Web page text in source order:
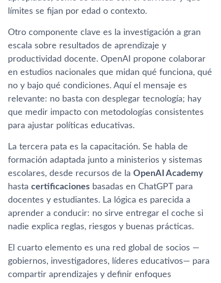
límites se fijan por edad o contexto.
Otro componente clave es la investigación a gran
escala sobre resultados de aprendizaje y
productividad docente. OpenAI propone colaborar
en estudios nacionales que midan qué funciona, qué
no y bajo qué condiciones. Aquí el mensaje es
relevante: no basta con desplegar tecnología; hay
que medir impacto con metodologías consistentes
para ajustar políticas educativas.
La tercera pata es la capacitación. Se habla de
formación adaptada junto a ministerios y sistemas
escolares, desde recursos de la OpenAI Academy
hasta certificaciones basadas en ChatGPT para
docentes y estudiantes. La lógica es parecida a
aprender a conducir: no sirve entregar el coche si
nadie explica reglas, riesgos y buenas prácticas.
El cuarto elemento es una red global de socios —
gobiernos, investigadores, líderes educativos— para
compartir aprendizajes y definir enfoques